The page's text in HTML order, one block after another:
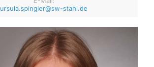
ursula.spingler@sw-stahl.de